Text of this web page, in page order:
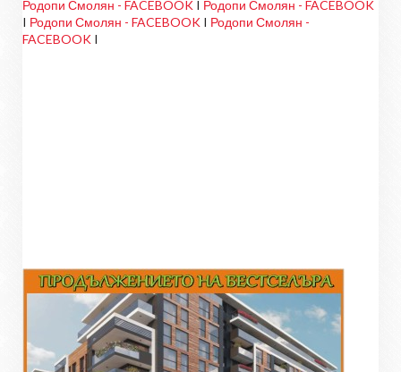
Родопи Смолян - FACEBOOK I Родопи Смолян - FACEBOOK
I Родопи Смолян - FACEBOOK I Родопи Смолян -
FACEBOOK I